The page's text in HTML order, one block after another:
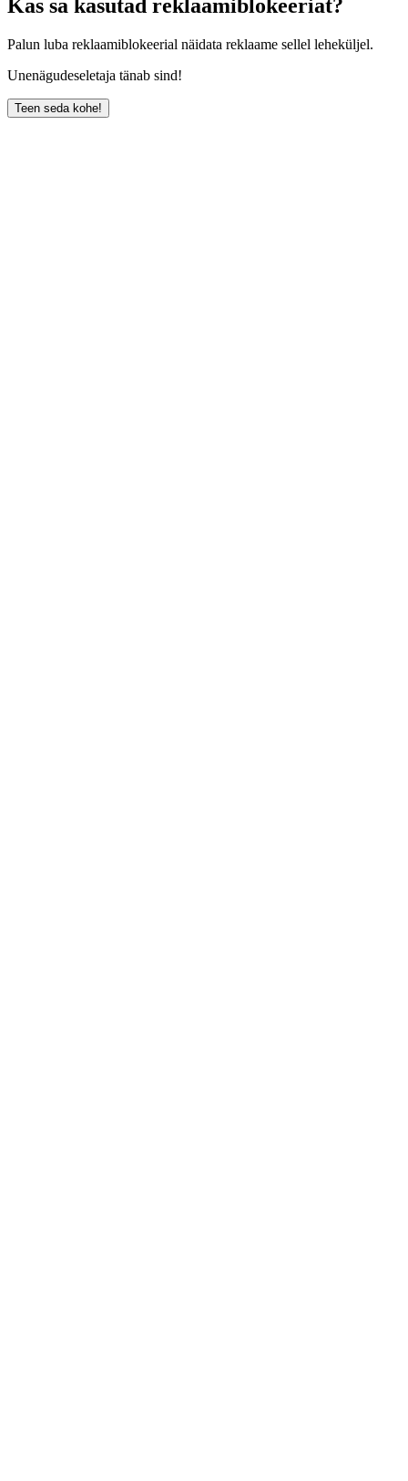
Kas sa kasutad reklaamiblokeeriat?
Palun luba reklaamiblokeerial näidata reklaame sellel leheküljel.
Unenägudeseletaja tänab sind!
Teen seda kohe!